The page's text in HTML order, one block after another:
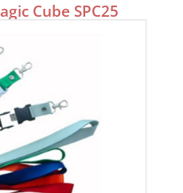
Cube SPC25